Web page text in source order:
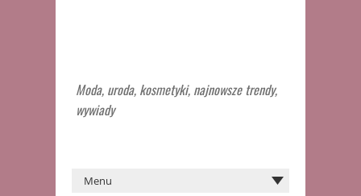
Moda, uroda, kosmetyki, najnowsze trendy,
wywiady